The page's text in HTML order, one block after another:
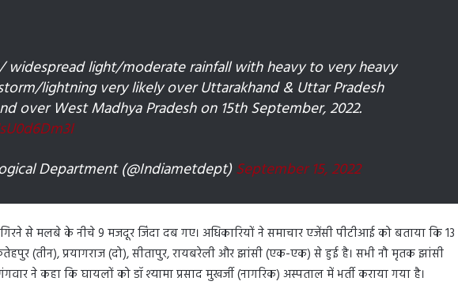
widespread light/moderate rainfall with heavy to very heavy
lightning very likely over Uttarakhand & Uttar Pradesh
over West Madhya Pradesh on 15th September, 2022.
Department (@Indiametdept)September 15, 2022
से मलबे के नीचे 9 मजदूर जिंदा दब गए। अधिकारियों ने समाचार एजेंसी पीटीआई को बताया कि 13
(तीन), प्रयागराज (दो), सीतापुर, रायबरेली और झांसी (एक-एक) से हुई है। सभी नौ मृतक झांसी
ने कहा कि घायलों को डॉ श्यामा प्रसाद मुखर्जी (नागरिक) अस्पताल में भर्ती कराया गया है।